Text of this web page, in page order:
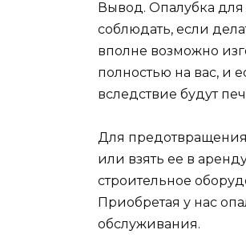
Вывод. Опалубка для
соблюдать, если
вполне возможно
полностью на вас, и
вследствие будут
Для предотвращения
или взять ее в
строительное
Приобретая у нас
обслуживания.